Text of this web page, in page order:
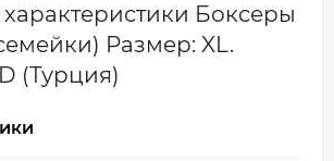
Боксеры
Размер: XL.
(Турция)